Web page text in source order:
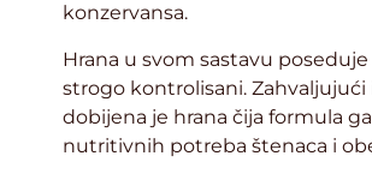
konzervansa.
Hrana u svom sastavu
strogo kontrolisani.
dobijena je hrana čija formula
nutritivnih potreba štenaca i